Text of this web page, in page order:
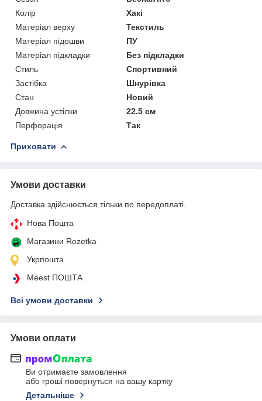
Колір
Хакі
Матеріал верху
Текстиль
Матеріал підошви
ПУ
Матеріал підкладки
Без підкладки
Стиль
Спортивний
Застібка
Шнурівка
Стан
Новий
Довжина устілки
22.5 см
Перфорація
Так
Приховати
Умови доставки
Доставка здійснюється тільки по передоплаті.
Нова Пошта
Магазини Rozetka
Укрпошта
Meest ПОШТА
Всі умови доставки
Умови оплати
Ви отримаєте замовлення
або гроші повернуться на вашу картку
Детальніше